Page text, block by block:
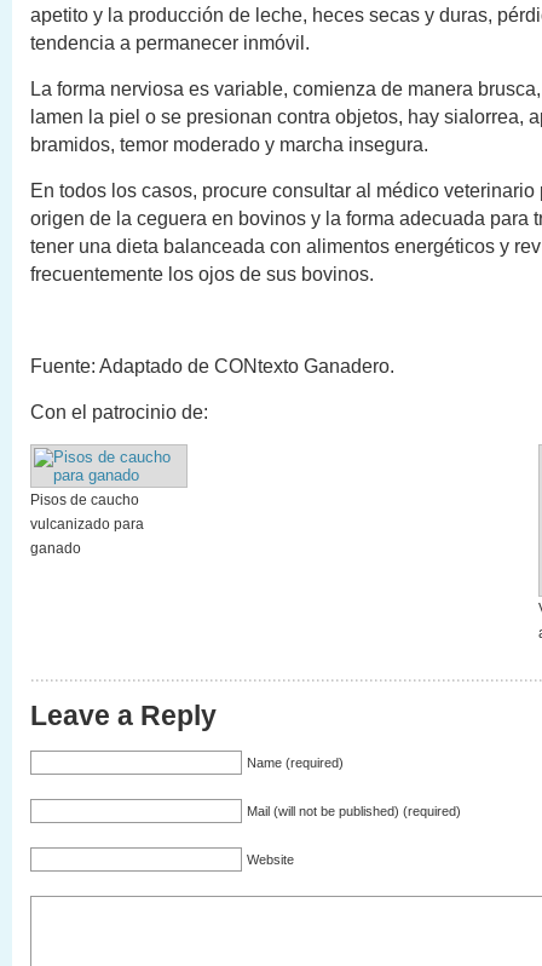
apetito y la producción de leche, heces secas y duras,
tendencia a permanecer inmóvil.
La forma nerviosa es variable, comienza de manera
lamen la piel o se presionan contra objetos, hay sialorrea,
bramidos, temor moderado y marcha insegura.
En todos los casos, procure consultar al médico veterinario
origen de la ceguera en bovinos y la forma adecuada para
tener una dieta balanceada con alimentos energéticos y
frecuentemente los ojos de sus bovinos.
Fuente: Adaptado de CONtexto Ganadero.
Con el patrocinio de:
Pisos de caucho
vulcanizado para
ganado
Leave a Reply
Name (required)
Mail (will not be published) (required)
Website